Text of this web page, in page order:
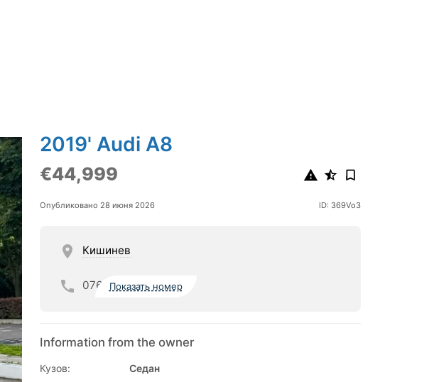
2019' Audi A8
€44,999
Опубликовано 28 июня 2026 ID: 369Vo3
Кишинев
076 Показать номер
Information from the owner
Кузов:
Седан